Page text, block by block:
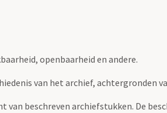
openbaarheid en andere.
van het archief, achtergronden
beschreven archiefstukken. De